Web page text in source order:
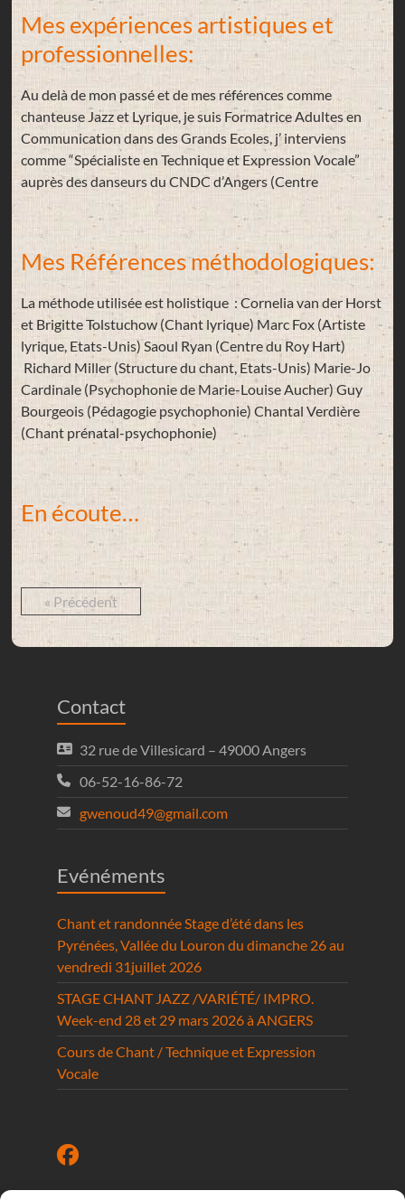
Mes expériences artistiques et
professionnelles:
Au delà de mon passé et de mes références comme
chanteuse Jazz et Lyrique, je suis Formatrice Adultes en
Communication dans des Grands Ecoles, j’ interviens
comme “Spécialiste en Technique et Expression Vocale”
auprès des danseurs du CNDC d’Angers (Centre
Mes Références méthodologiques:
La méthode utilisée est holistique : Cornelia van der Horst
et Brigitte Tolstuchow (Chant lyrique) Marc Fox (Artiste
lyrique, Etats-Unis) Saoul Ryan (Centre du Roy Hart)
Richard Miller (Structure du chant, Etats-Unis) Marie-Jo
Cardinale (Psychophonie de Marie-Louise Aucher) Guy
Bourgeois (Pédagogie psychophonie) Chantal Verdière
(Chant prénatal-psychophonie)
En écoute…
« Précédent
Contact
32 rue de Villesicard – 49000 Angers
06-52-16-86-72
gwenoud49@gmail.com
Evénéments
Chant et randonnée Stage d’été dans les
Pyrénées, Vallée du Louron du dimanche 26 au
vendredi 31juillet 2026
STAGE CHANT JAZZ /VARIÉTÉ/ IMPRO.
Week-end 28 et 29 mars 2026 à ANGERS
Cours de Chant / Technique et Expression
Vocale